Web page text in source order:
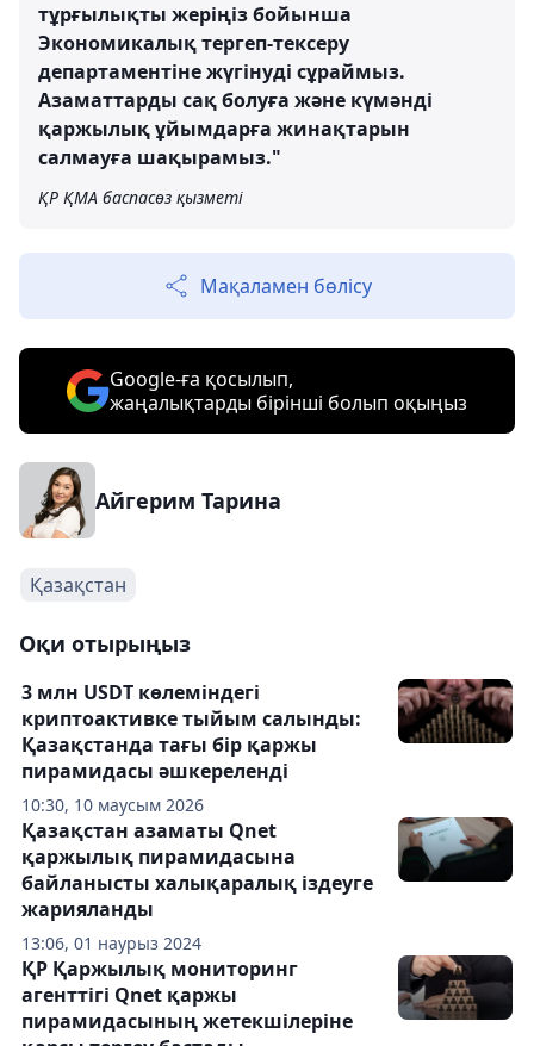
тұрғылықты жеріңіз бойынша
Экономикалық тергеп-тексеру
департаментіне жүгінуді сұраймыз.
Азаматтарды сақ болуға және күмәнді
қаржылық ұйымдарға жинақтарын
салмауға шақырамыз."
ҚР ҚМА баспасөз қызметі
Мақаламен бөлісу
Google-ға қосылып,
жаңалықтарды бірінші болып оқыңыз
Айгерим Тарина
Қазақстан
Оқи отырыңыз
10:30, 10 маусым 2026
3 млн USDT көлеміндегі
криптоактивке тыйым салынды:
Қазақстанда тағы бір қаржы
пирамидасы әшкереленді
13:06, 01 наурыз 2024
Қазақстан азаматы Qnet
қаржылық пирамидасына
байланысты халықаралық іздеуге
жарияланды
ҚР Қаржылық мониторинг
агенттігі Qnet қаржы
пирамидасының жетекшілеріне